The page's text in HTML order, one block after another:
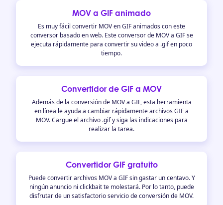
MOV a GIF animado
Es muy fácil convertir MOV en GIF animados con este
conversor basado en web. Este conversor de MOV a GIF se
ejecuta rápidamente para convertir su video a .gif en poco
tiempo.
Convertidor de GIF a MOV
Además de la conversión de MOV a GIF, esta herramienta
en línea le ayuda a cambiar rápidamente archivos GIF a
MOV. Cargue el archivo .gif y siga las indicaciones para
realizar la tarea.
Convertidor GIF gratuito
Puede convertir archivos MOV a GIF sin gastar un centavo. Y
ningún anuncio ni clickbait te molestará. Por lo tanto, puede
disfrutar de un satisfactorio servicio de conversión de MOV.